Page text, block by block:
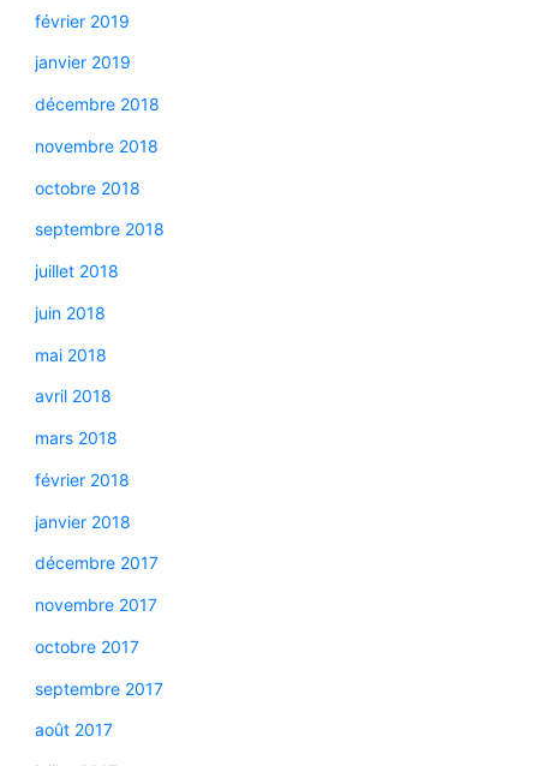
février 2019
janvier 2019
décembre 2018
novembre 2018
octobre 2018
septembre 2018
juillet 2018
juin 2018
mai 2018
avril 2018
mars 2018
février 2018
janvier 2018
décembre 2017
novembre 2017
octobre 2017
septembre 2017
août 2017